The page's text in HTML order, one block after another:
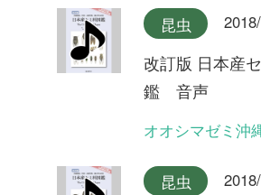
改訂版 日本産セミ科図
鑑 音声
ツクツクボウシ
改訂版 日本産セミ科図
鑑 音声